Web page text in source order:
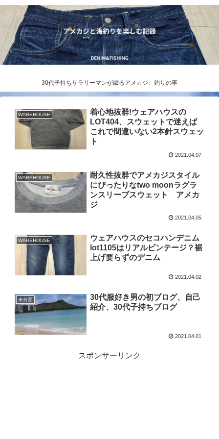
30代子持ちサラリーマンが綴るアメカジ、釣りの事
WAREHOUSE
着心地抜群!ウェアハウスの
LOT404、スウェットで迷えば
これで間違いない2本針スウェッ
ト
2021.04.07
WAREHOUSE
耐久性抜群でアメカジスタイル
にぴったりなtwo moonラグラ
ンスリーブスウェット アメカ
ジ
2021.04.05
WAREHOUSE
ウェアハウスのセコハンデニム
lot1105はリアルビンテージ？裾
上げ要らずのデニム
2021.04.02
未分類
30代服好き男の初ブログ、自己
紹介、30代子持ちブログ
2021.04.01
スポンサーリンク